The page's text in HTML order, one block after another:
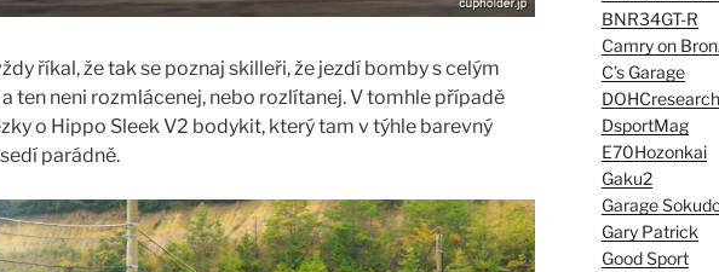
říkal, že tak se poznaj skilleři, že jezdí bomby s celým
ten neni rozmlácenej, nebo rozlítanej. V tomhle případě
o Hippo Sleek V2 bodykit, který tam v týhle barevný
parádně.
BNR34GT-R
Camry on
C’s Garage
DOHCresearch
DsportMag
E70Hozonkai
Gaku2
Garage
Gary Patrick
Good Sport